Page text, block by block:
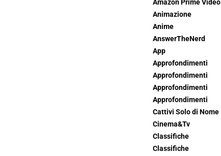
Amazon Prime Video
Animazione
Anime
AnswerTheNerd
App
Approfondimenti
Approfondimenti
Approfondimenti
Approfondimenti
Cattivi Solo di Nome
Cinema&Tv
Classifiche
Classifiche